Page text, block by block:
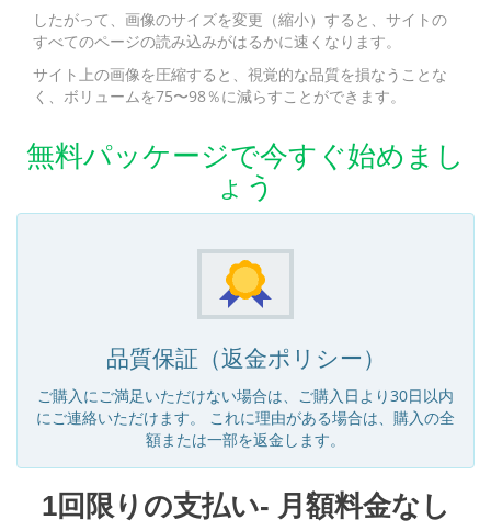
したがって、画像のサイズを変更（縮小）すると、サイトの
すべてのページの読み込みがはるかに速くなります。
サイト上の画像を圧縮すると、視覚的な品質を損なうことな
く、ボリュームを75〜98％に減らすことができます。
無料パッケージで今すぐ始めまし
ょう
品質保証（返金ポリシー）
ご購入にご満足いただけない場合は、ご購入日より30日以内
にご連絡いただけます。 これに理由がある場合は、購入の全
額または一部を返金します。
1回限りの支払い- 月額料金なし